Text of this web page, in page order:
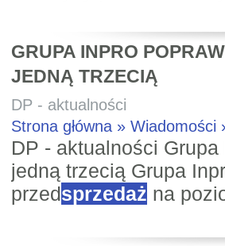
GRUPA INPRO
JEDNĄ TRZECIĄ
DP - aktualności
Strona główna »
DP - aktualności
jedną trzecią Grupa
przedsprzedaż na